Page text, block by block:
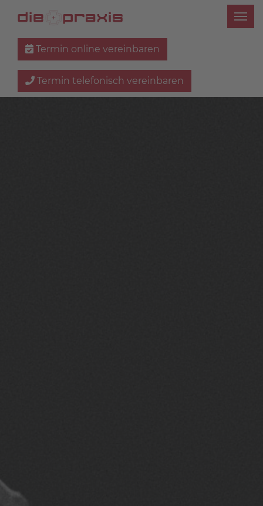
Termin online vereinbaren
Termin telefonisch vereinbaren